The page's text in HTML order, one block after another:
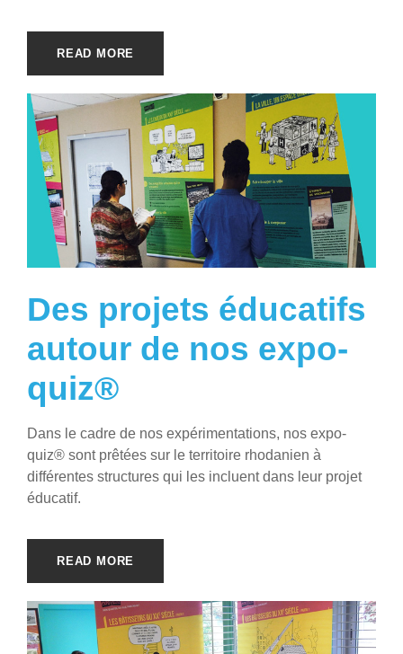
READ MORE
Des projets éducatifs
autour de nos expo-
quiz®
Dans le cadre de nos expérimentations, nos expo-
quiz® sont prêtées sur le territoire rhodanien à
différentes structures qui les incluent dans leur projet
éducatif.
READ MORE